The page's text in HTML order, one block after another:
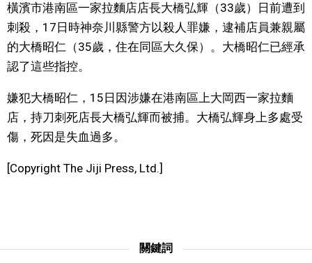
視覺日本
臺灣香港
更多
人物訪談
橫濱市港南區一家拉麵店店長大橋弘輝（33歲）日前遭到
刺殺，17日時神奈川縣警方以殺人罪嫌，逮補店員兼親屬
的大橋昭仁（35歲，住在同區大久保）。大橋昭仁已經承
認了這些指控。
嫌犯大橋昭仁，15日因涉嫌在港南區上大岡西一家拉麵
店，持刀刺死店長大橋弘輝而被捕。大橋弘輝身上多處受
傷，死因是失血過多。
[Copyright The Jiji Press, Ltd.]
關鍵詞